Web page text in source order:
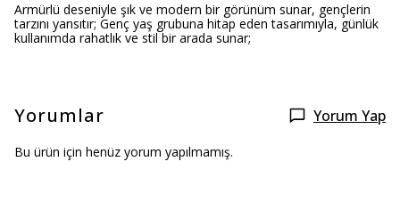
Armürlü deseniyle şık ve modern bir görünüm sunar, gençlerin
tarzını yansıtır; Genç yaş grubuna hitap eden tasarımıyla, günlük
kullanımda rahatlık ve stil bir arada sunar;
Yorumlar Yorum Yap
Bu ürün için henüz yorum yapılmamış.